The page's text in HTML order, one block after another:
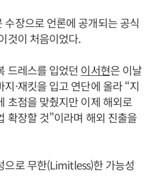
장으로 언론에 공개되는 공식
것이 처음이었다.
드레스를 입었던 이서현은 이날
·재킷을 입고 연단에 올라 “지
초점을 맞췄지만 이제 해외로
확장할 것”이라며 해외 진출을
으로 무한(Limitless)한 가능성